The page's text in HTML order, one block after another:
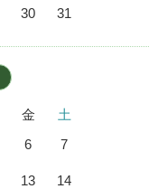
30 31
金
土
6 7
13 14